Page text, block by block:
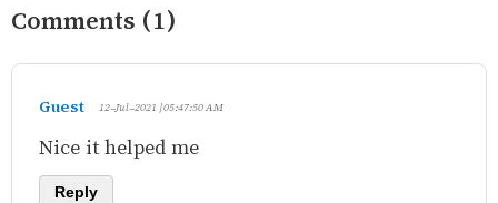
Comments (1)
Guest 12-Jul-2021 | 05:47:50 AM
Nice it helped me
Reply